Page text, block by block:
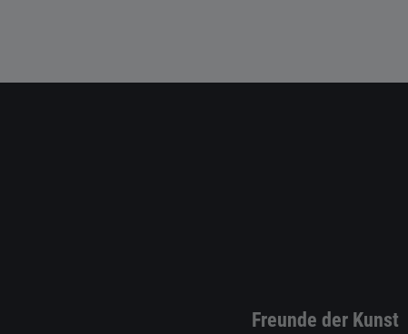
Freunde der Kunst